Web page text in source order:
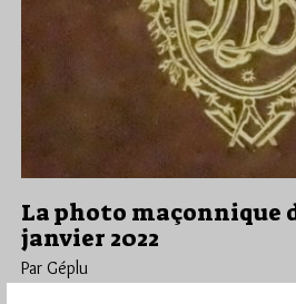
La photo maçonnique
janvier 2022
Par Géplu